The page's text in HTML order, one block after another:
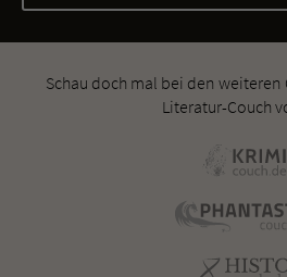
Schau doch mal bei den
Literatur-Couch